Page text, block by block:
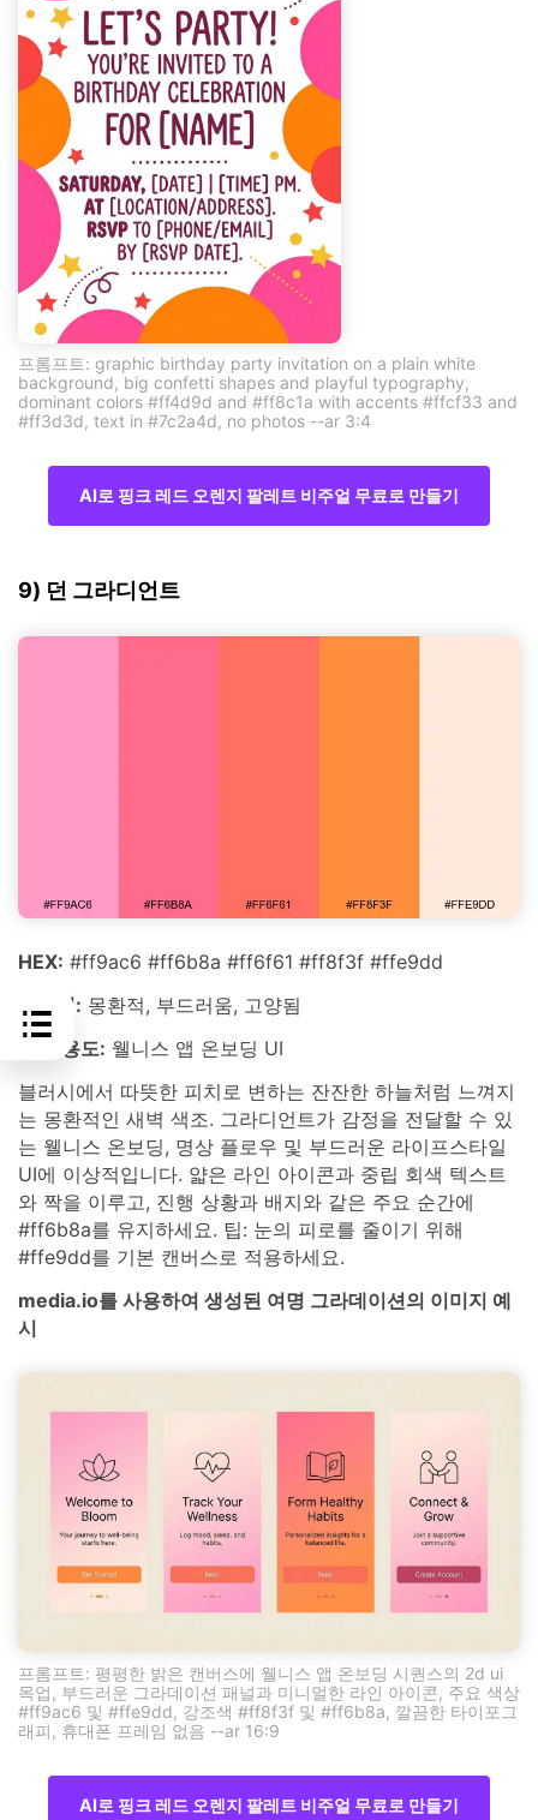
프롬프트: graphic birthday party invitation on a plain white
background, big confetti shapes and playful typography,
dominant colors #ff4d9d and #ff8c1a with accents #ffcf33 and
#ff3d3d, text in #7c2a4d, no photos --ar 3:4
AI로 핑크 레드 오렌지 팔레트 비주얼 무료로 만들기
9) 던 그라디언트
HEX: #ff9ac6 #ff6b8a #ff6f61 #ff8f3f #ffe9dd
분위기: 몽환적, 부드러움, 고양됨
최적 용도: 웰니스 앱 온보딩 UI
블러시에서 따뜻한 피치로 변하는 잔잔한 하늘처럼 느껴지
는 몽환적인 새벽 색조. 그라디언트가 감정을 전달할 수 있
는 웰니스 온보딩, 명상 플로우 및 부드러운 라이프스타일
UI에 이상적입니다. 얇은 라인 아이콘과 중립 회색 텍스트
와 짝을 이루고, 진행 상황과 배지와 같은 주요 순간에
#ff6b8a를 유지하세요. 팁: 눈의 피로를 줄이기 위해
#ffe9dd를 기본 캔버스로 적용하세요.
media.io를 사용하여 생성된 여명 그라데이션의 이미지 예
시
프롬프트: 평평한 밝은 캔버스에 웰니스 앱 온보딩 시퀀스의 2d ui
목업, 부드러운 그라데이션 패널과 미니멀한 라인 아이콘, 주요 색상
#ff9ac6 및 #ffe9dd, 강조색 #ff8f3f 및 #ff6b8a, 깔끔한 타이포그
래피, 휴대폰 프레임 없음 --ar 16:9
AI로 핑크 레드 오렌지 팔레트 비주얼 무료로 만들기